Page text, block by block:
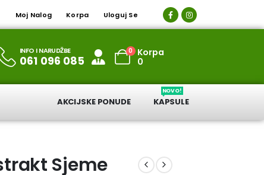
Moj Nalog Korpa Uloguj Se
INFO I NARUDŽBE
061 096 085
0
Korpa
0
AKCIJSKE PONUDE KAPSULE
NOVO!
Sjeme